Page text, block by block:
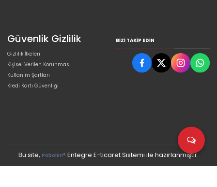
Güvenlik Gizlilik
Gizlilik İlkeleri
Kişisel Verilen Korunması
Kullanım Şartları
Kredi Kartı Güvenliği
BIZI TAKIP EDIN
Bu site, PobolEti® Entegre E-ticaret Sistemi ile hazırlanmıştır.